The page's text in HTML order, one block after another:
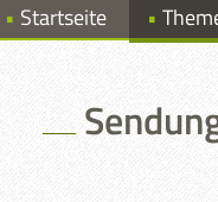
Startseite